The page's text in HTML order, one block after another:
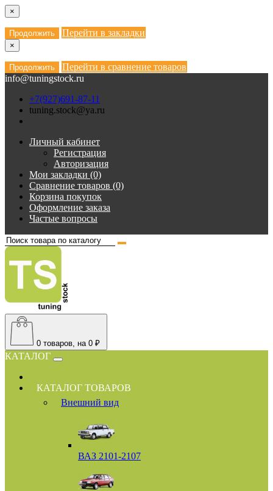
×
Продолжить Перейти в закладки
×
Продолжить
Перейти в сравнение товаров
info@tuningstock.ru
+7(927)691-87-11
tuning.stock@ya.ru
Личный кабинет
Регистрация
Авторизация
Мои закладки (0)
Сравнение товаров (0)
Корзина покупок
Оформление заказа
Частые вопросы
0 товаров, на 0 ₽
КАТАЛОГ
КАТАЛОГ ТОВАРОВ
Внешний вид
ВАЗ 2101-2107